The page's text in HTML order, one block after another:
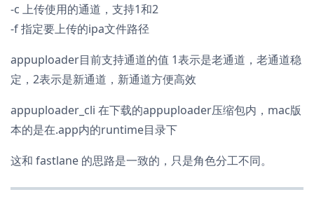
-c 上传使用的通道，支持1和2
-f 指定要上传的ipa文件路径
appuploader目前支持通道的值 1表示是老通道，老通道稳
定，2表示是新通道，新通道方便高效
appuploader_cli 在下载的appuploader压缩包内，mac版
本的是在.app内的runtime目录下
这和 fastlane 的思路是一致的，只是角色分工不同。